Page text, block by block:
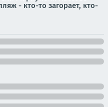
- кто-то загорает, кто-